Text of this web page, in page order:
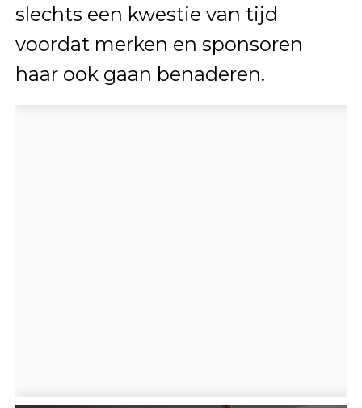
slechts een kwestie van tijd
voordat merken en sponsoren
haar ook gaan benaderen.